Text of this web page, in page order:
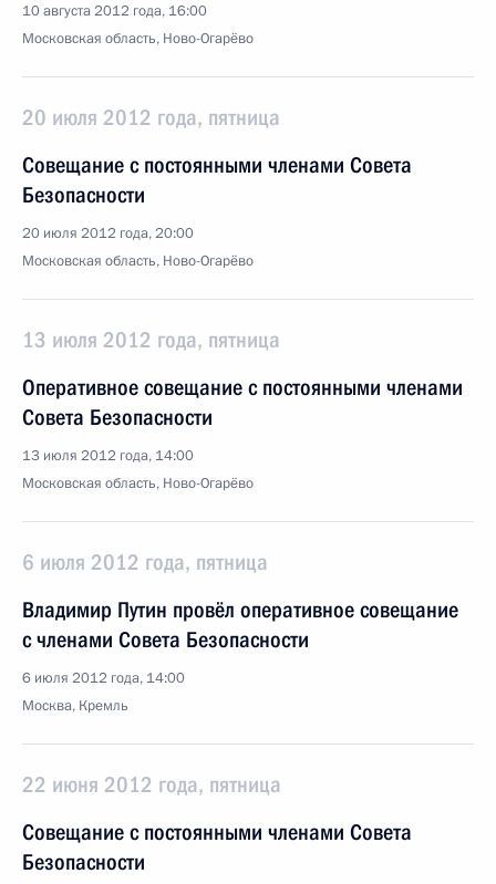
10 августа 2012 года, 16:00
Московская область, Ново-Огарёво
20 июля 2012 года, пятница
Совещание с постоянными членами Совета
Безопасности
20 июля 2012 года, 20:00
Московская область, Ново-Огарёво
13 июля 2012 года, пятница
Оперативное совещание с постоянными членами
Совета Безопасности
13 июля 2012 года, 14:00
Московская область, Ново-Огарёво
6 июля 2012 года, пятница
Владимир Путин провёл оперативное совещание
с членами Совета Безопасности
6 июля 2012 года, 14:00
Москва, Кремль
22 июня 2012 года, пятница
Совещание с постоянными членами Совета
Безопасности